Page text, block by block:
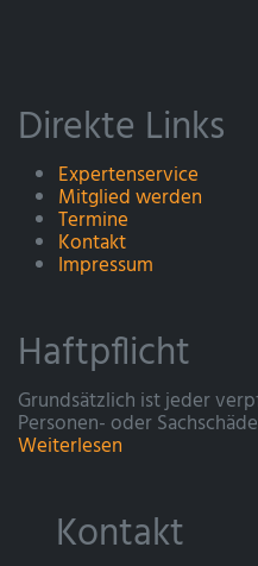
Direkte Links
Expertenservice
Mitglied werden
Termine
Kontakt
Impressum
Haftpflicht
Grundsätzlich ist jeder
Personen- oder
Weiterlesen
Kontakt